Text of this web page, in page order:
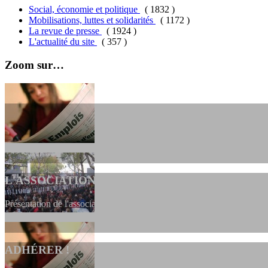
Social, économie et politique
( 1832 )
Mobilisations, luttes et solidarités
( 1172 )
La revue de presse
( 1924 )
L'actualité du site
( 357 )
Zoom sur…
L'ASSOCIATION
Présentation de l'association et de sa charte qui encadre nos actions et
ADHÉRER !